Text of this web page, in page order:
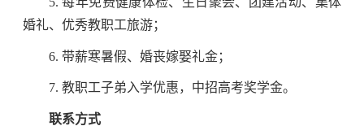
婚礼、优秀教职工旅游；
6. 带薪寒暑假、婚丧嫁娶礼金；
7. 教职工子弟入学优惠，中招高考奖学金。
联系方式